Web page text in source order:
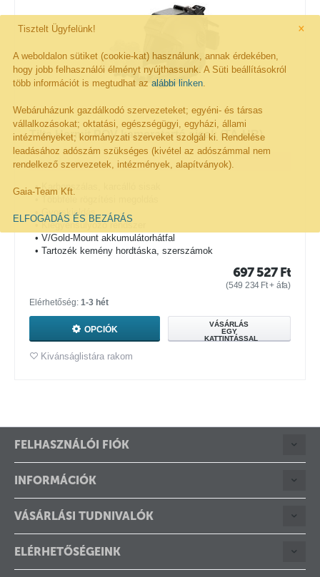
×
Tisztelt Ügyfelünk!
A weboldalon sütiket (cookie-kat) használunk, annak érdekében,
hogy jobb felhasználói élményt nyújthassunk. A Süti beállításokról
több információt is megtudhat az alábbi linken.
Webáruházunk gazdálkodó szervezeteket; egyéni- és társas
vállalkozásokat; oktatási, egészségügyi, egyházi, állami
intézményeket; kormányzati szerveket szolgál ki. Rendelése
leadásához adószám szükséges (kivétel az adószámmal nem
rendelkező szervezetek, intézmények, alapítványok).
Gaia-Team Kft.
ELFOGADÁS ÉS BEZÁRÁS
Tilta Hermit POV kameratartó sisak (TA-HR)
• Karbonszálas, karcálló sisak
• Gyorskioldás
• Kiegyensúlyozó rendszer
• V/Gold-Mount akkumulátorhátfal
• Tartozék kemény hordtáska, szerszámok
697 527 Ft
(549 234 Ft+ áfa)
Elérhetőség: 1-3 hét
OPCIÓK
VÁSÁRLÁS
EGY
KATTINTÁSSAL
Kivánságlistára rakom
FELHASZNÁLÓI FIÓK
INFORMÁCIÓK
VÁSÁRLÁSI TUDNIVALÓK
ELÉRHETŐSÉGEINK